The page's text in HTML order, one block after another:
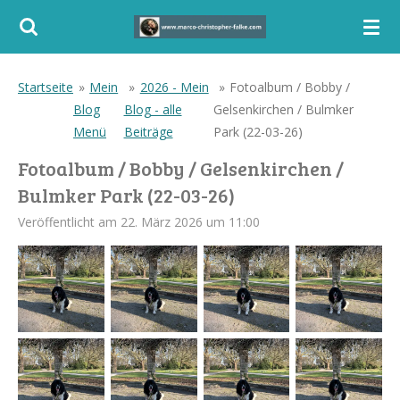
Zum
Startseite » Mein
Blog
Menü
» 2026 - Mein
Blog - alle
Beiträge
» Fotoalbum / Bobby /
Gelsenkirchen / Bulmker
Park (22-03-26)
Fotoalbum / Bobby / Gelsenkirchen /
Bulmker Park (22-03-26)
Veröffentlicht am 22. März 2026 um 11:00